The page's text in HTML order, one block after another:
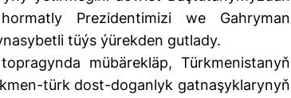
Prezidentimizi we Gahryman
tüýs ýürekden gutlady.
mübärekläp, Türkmenistanyň
türk dost-doganlyk gatnaşyklarynyň